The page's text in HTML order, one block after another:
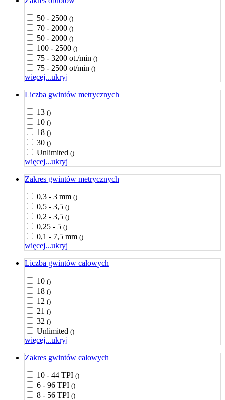
50 - 2500 ()
70 - 2000 ()
50 - 2000 ()
100 - 2500 ()
75 - 3200 ot./min ()
75 - 2500 ot/min ()
więcej...ukryj
Liczba gwintów metrycznych
13 ()
10 ()
18 ()
30 ()
Unlimited ()
więcej...ukryj
Zakres gwintów metrycznych
0,3 - 3 mm ()
0,5 - 3,5 ()
0,2 - 3,5 ()
0,25 - 5 ()
0,1 - 7,5 mm ()
więcej...ukryj
Liczba gwintów calowych
10 ()
18 ()
12 ()
21 ()
32 ()
Unlimited ()
więcej...ukryj
Zakres gwintów calowych
10 - 44 TPI ()
6 - 96 TPI ()
8 - 56 TPI ()